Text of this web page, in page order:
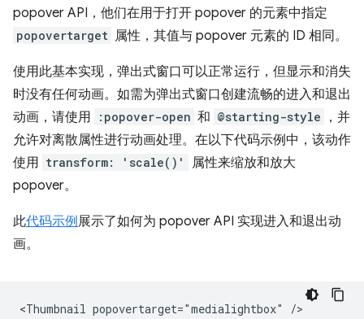
popover API，他们在用于打开 popover 的元素中指定
popovertarget 属性，其值与 popover 元素的 ID 相同。
使用此基本实现，弹出式窗口可以正常运行，但显示和消失
时没有任何动画。如需为弹出式窗口创建流畅的进入和退出
动画，请使用
:popover-open 和 @starting-style
，并
允许对离散属性进行动画处理。在以下代码示例中，该动作
使用 transform: 'scale()'
属性来缩放和放大
popover。
此代码示例展示了如何为 popover API 实现进入和退出动
画。
<Thumbnail popovertarget="medialightbox" />